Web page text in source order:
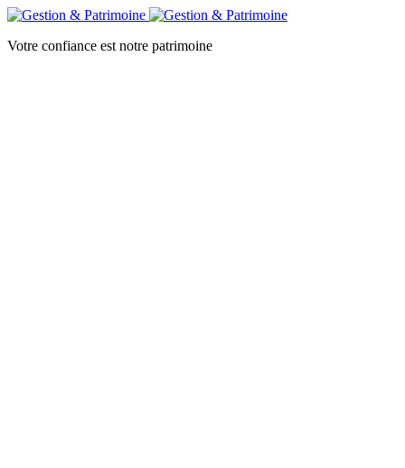
Votre confiance est notre patrimoine